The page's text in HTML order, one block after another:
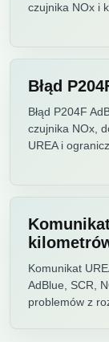
czujnika NOx i
Błąd
Błąd P204F
czujnika NOx,
UREA i
Komunikat
AdBlue, SCR,
problemów z